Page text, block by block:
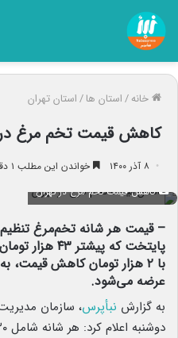
خانه/استان ها/استان تهران
کاهش قیمت تخم مرغ در
۸ آذر ۱۴۰۰ خواندن این مطلب ۱ دقیقه زمان میبرد
کاهش قیمت تخم مرغ در تهران
– قیمت هر شانه تخم‌مرغ تنظیم
پایتخت که
عرضه می‌شود.
به گزارش نبأپرس، سازمان